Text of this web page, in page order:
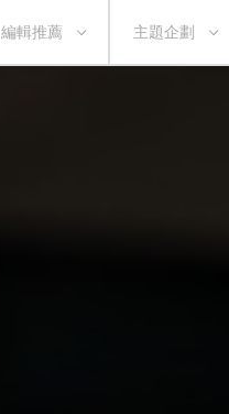
編輯推薦 主題企劃